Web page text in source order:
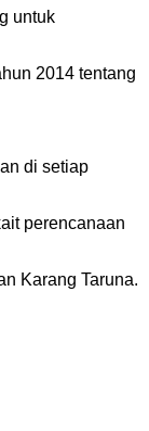
untuk
2014 tentang
di setiap
perencanaan
Karang Taruna.